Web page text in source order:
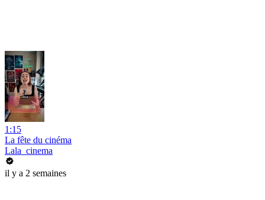
1:15
La fête du cinéma
Lala_cinema
il y a 2 semaines